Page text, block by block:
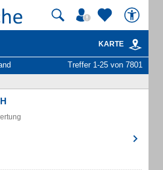
KARTE
Treffer 1-25 von 7801